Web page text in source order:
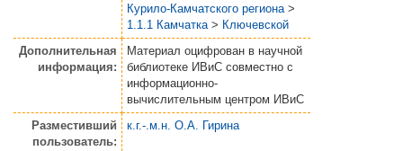
Курило-Камчатского региона >
1.1.1 Камчатка > Ключевской
Дополнительная
информация:
Материал оцифрован в научной
библиотеке ИВиС совместно с
информационно-
вычислительным центром ИВиС
Разместивший
пользователь:
к.г.-.м.н. О.А. Гирина